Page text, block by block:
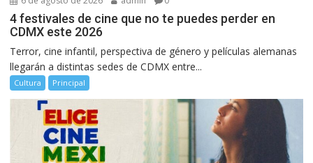
4 festivales de cine que no te puedes perder en
CDMX este 2026
Terror, cine infantil, perspectiva de género y películas alemanas
llegarán a distintas sedes de CDMX entre...
Cultura Principal